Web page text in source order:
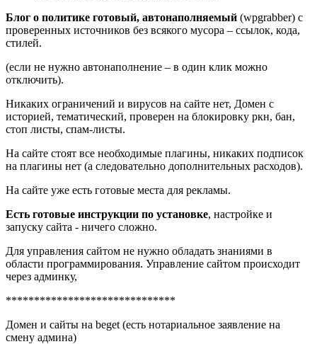
Блог о политике готовый, автонаполняемый (wpgrabber) с
проверенных источников без всякого мусора – ссылок, кода,
стилей.
(если не нужно автонаполнение – в один клик можно
отключить).
Никаких ограничений и вирусов на сайте нет, Домен с
историей, тематический, проверен на блокировку ркн, бан,
стоп листы, спам-листы.
На сайте стоят все необходимые плагины, никаких подписок
на плагины нет (а следовательно дополнительных расходов).
На сайте уже есть готовые места для рекламы.
Есть готовые инструкции по установке, настройке и
запуску сайта - ничего сложно.
Для управления сайтом не нужно обладать знаниями в
области программирования. Управление сайтом происходит
через админку,
******************************
Домен и сайты на beget (есть нотариальное заявление на
смену админа)